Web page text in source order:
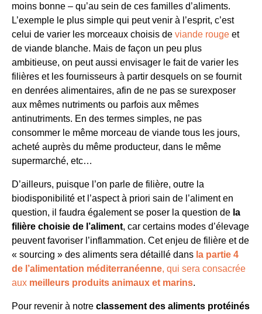
moins bonne – qu’au sein de ces familles d’aliments.
L’exemple le plus simple qui peut venir à l’esprit, c’est
celui de varier les morceaux choisis de viande rouge et
de viande blanche. Mais de façon un peu plus
ambitieuse, on peut aussi envisager le fait de varier les
filières et les fournisseurs à partir desquels on se fournit
en denrées alimentaires, afin de ne pas se surexposer
aux mêmes nutriments ou parfois aux mêmes
antinutriments. En des termes simples, ne pas
consommer le même morceau de viande tous les jours,
acheté auprès du même producteur, dans le même
supermarché, etc…
D’ailleurs, puisque l’on parle de filière, outre la
biodisponibilité et l’aspect à priori sain de l’aliment en
question, il faudra également se poser la question de la
filière choisie de l’aliment, car certains modes d’élevage
peuvent favoriser l’inflammation. Cet enjeu de filière et de
« sourcing » des aliments sera détaillé dans la partie 4
de l’alimentation méditerranéenne, qui sera consacrée
aux meilleurs produits animaux et marins.
Pour revenir à notre classement des aliments protéinés